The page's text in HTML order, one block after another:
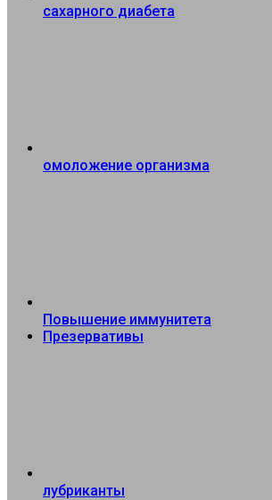
сахарного диабета
омоложение организма
Повышение иммунитета
Презервативы
лубриканты